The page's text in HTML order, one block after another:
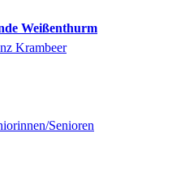
Weißenthurm
Krambeer
Senioren